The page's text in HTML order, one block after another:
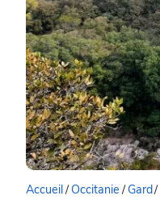
Accueil/Occitanie/Gard/